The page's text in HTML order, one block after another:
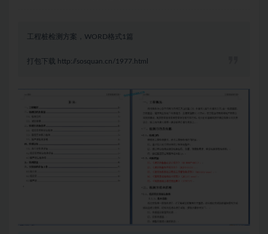
工程桩检测方案，WORD格式1篇
打包下载 http://sosquan.cn/1977.html